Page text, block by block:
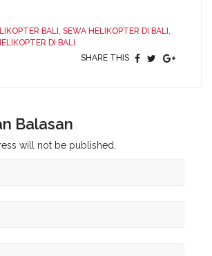
BALI, SEWA HELIKOPTER DI BALI,
DI BALI
SHARE THIS
Balasan
will not be published.